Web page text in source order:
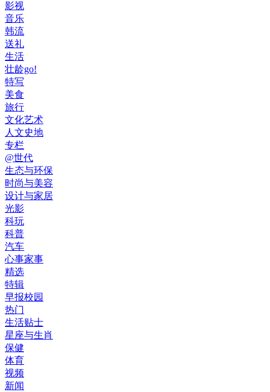
影视
音乐
韩流
送礼
生活
壮龄go!
特写
美食
旅行
文化艺术
人文史地
专栏
@世代
生态与环保
时尚与美容
设计与家居
光影
科玩
科普
汽车
心事家事
精选
特辑
早报校园
热门
生活贴士
星座与生肖
保健
体育
视频
新闻